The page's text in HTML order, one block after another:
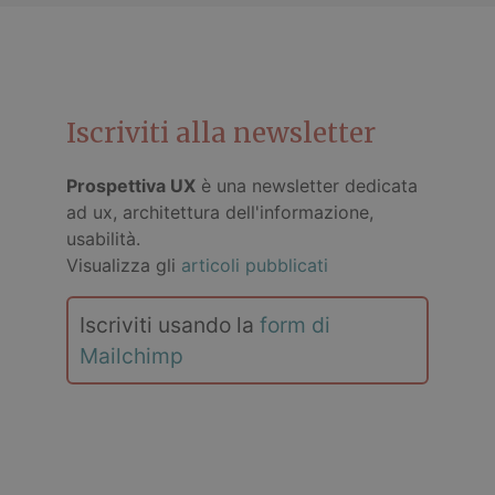
Iscriviti alla newsletter
Prospettiva UX è una newsletter dedicata
ad ux, architettura dell'informazione,
usabilità.
Visualizza gli articoli pubblicati
Iscriviti usando la form di
Mailchimp